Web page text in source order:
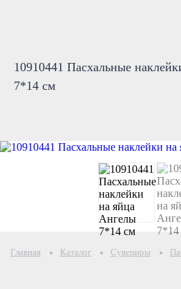
10910441 Пасхальные
7*14 см
Главная Каталог Сувениры